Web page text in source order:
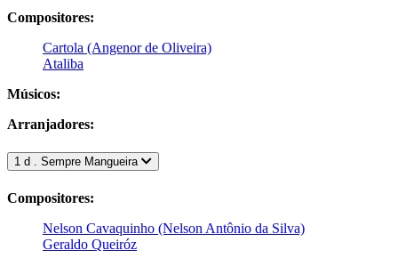
Compositores:
Cartola (Angenor de Oliveira)
Ataliba
Músicos:
Arranjadores:
1 d . Sempre Mangueira
Compositores:
Nelson Cavaquinho (Nelson Antônio da Silva)
Geraldo Queiróz